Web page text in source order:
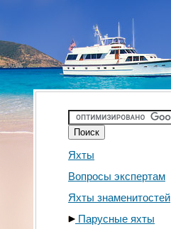
Яхты
Вопросы экспертам
Яхты знаменитостей
Парусные яхты